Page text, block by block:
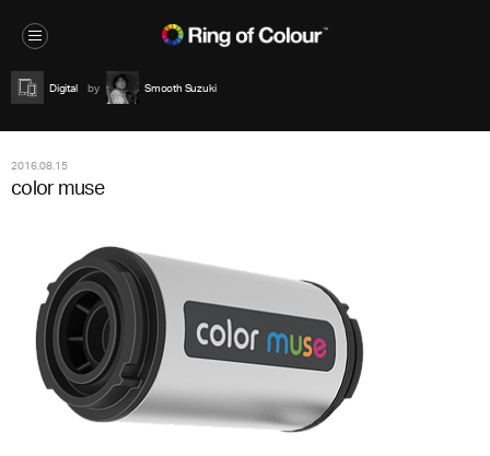
Digital Smooth Suzuki
2016.08.15
color muse